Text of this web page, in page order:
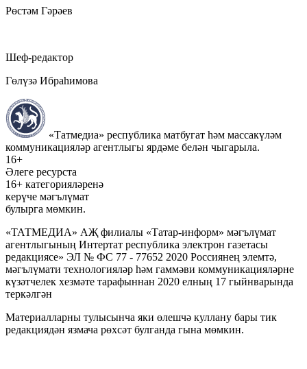
Рөстәм Гәрәев
Шеф-редактор
Гөлүзә Ибраһимова
«Татмедиа» республика матбугат һәм массакүләм
коммуникацияләр агентлыгы ярдәме белән чыгарыла.
16+
Әлеге ресурста
16+ категорияләренә
керүче мәгълүмат
булырга мөмкин.
«ТАТМЕДИА» АҖ филиалы «Татар-информ» мәгълүмат
агентлыгының Интертат республика электрон газетасы
редакциясе» ЭЛ № ФС 77 - 77652 2020 Россиянең элемтә,
мәгълүмати технологияләр һәм гаммәви коммуникацияләрне
күзәтчелек хезмәте тарафыннан 2020 елның 17 гыйнварында
теркәлгән
Материалларны тулысынча яки өлешчә куллану бары тик
редакциядән язмача рөхсәт булганда гына мөмкин.